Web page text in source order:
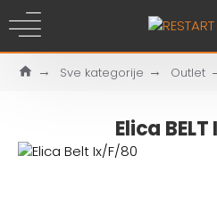
Sve kategorije Outlet
Elica